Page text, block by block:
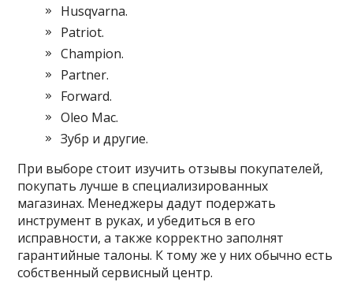
Husqvarna.
Patriot.
Champion.
Partner.
Forward.
Oleo Mac.
Зубр и другие.
При выборе стоит изучить отзывы покупателей,
покупать лучше в специализированных
магазинах. Менеджеры дадут подержать
инструмент в руках, и убедиться в его
исправности, а также корректно заполнят
гарантийные талоны. К тому же у них обычно есть
собственный сервисный центр.